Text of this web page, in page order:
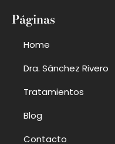
Páginas
Home
Dra. Sánchez Rivero
Tratamientos
Blog
Contacto